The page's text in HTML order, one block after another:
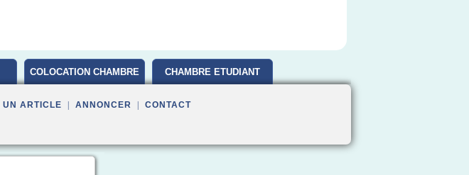
COLOCATION CHAMBRE CHAMBRE ETUDIANT
UN ARTICLE ANNONCER CONTACT